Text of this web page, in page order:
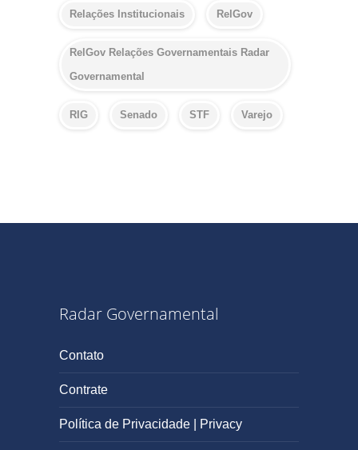
Relações Institucionais RelGov
RelGov Relações Governamentais Radar
Governamental
RIG Senado STF Varejo
Radar Governamental
Contato
Contrate
Política de Privacidade | Privacy